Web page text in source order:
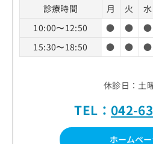
診療時間 月 火 水
10:00〜12:50
● ● ●
15:30〜18:50
● ● ●
休診日：土
TEL： 042-
ホームペ